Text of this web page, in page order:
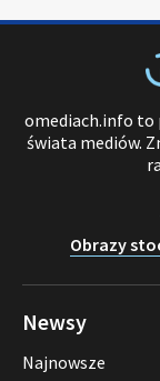
omediach.info to
świata mediów.
Obrazy
Newsy
Najnowsze